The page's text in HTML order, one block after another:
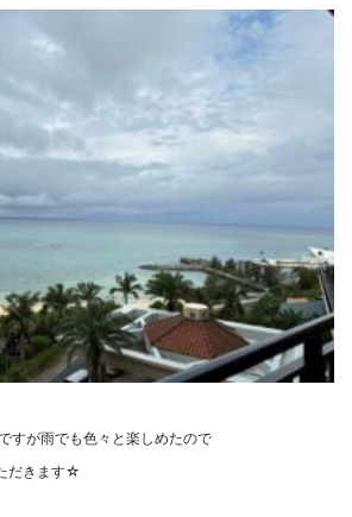
すが雨でも色々と楽しめたので
だきます☆